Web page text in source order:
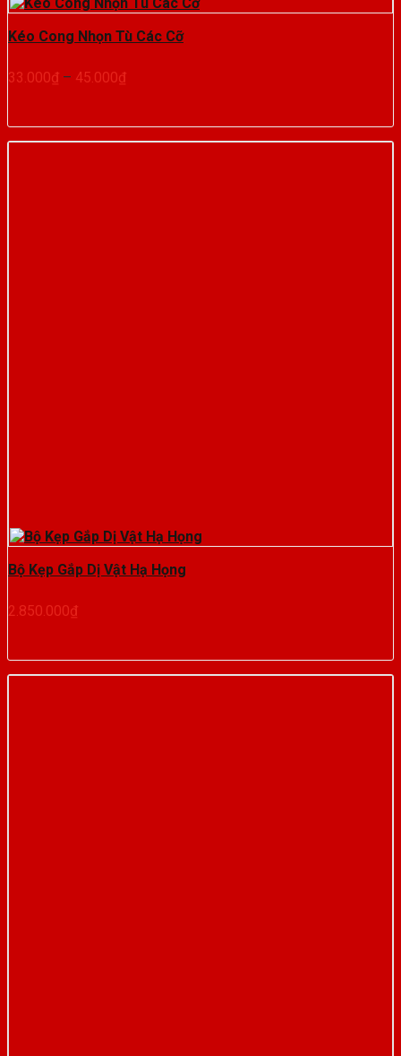
Kéo Cong Nhọn Tù Các Cỡ
33.000₫ – 45.000₫Khoảng
33.000₫
đến
Bộ Kẹp Gắp Dị Vật Hạ Họng
2.850.000₫